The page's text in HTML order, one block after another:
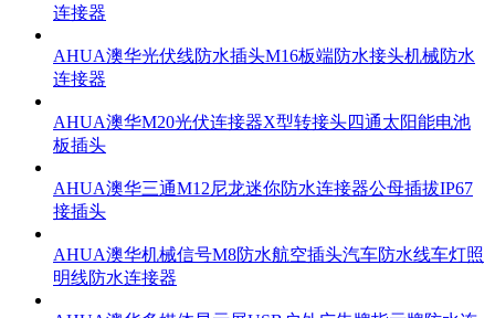
连接器
AHUA澳华光伏线防水插头M16板端防水接头机械防水
连接器
AHUA澳华M20光伏连接器X型转接头四通太阳能电池
板插头
AHUA澳华三通M12尼龙迷你防水连接器公母插拔IP67
接插头
AHUA澳华机械信号M8防水航空插头汽车防水线车灯照
明线防水连接器